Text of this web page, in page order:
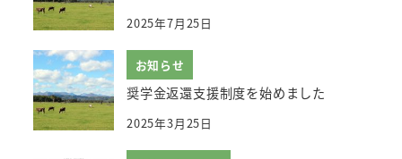
2025年7月25日
お知らせ
奨学金返還支援制度を始めました
2025年3月25日